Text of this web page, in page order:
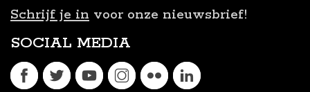
Schrijf je in voor onze nieuwsbrief!
SOCIAL MEDIA